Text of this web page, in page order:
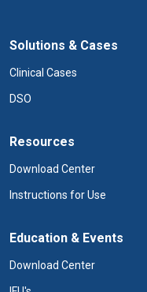
Solutions & Cases
Clinical Cases
DSO
Resources
Download Center
Instructions for Use
Education & Events
Download Center